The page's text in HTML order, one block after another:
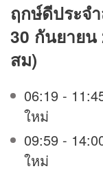
ฤกษ์ดีประจ
30 กันยายน
สม)
06:19 -
ใหม่
09:59 -
ใหม่